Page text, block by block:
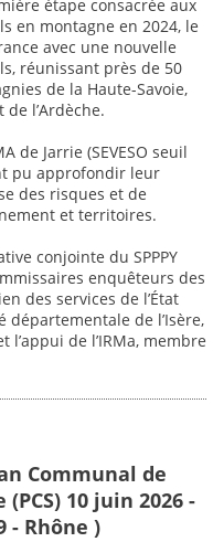
étape consacrée aux
en montagne en 2024, le
avec une nouvelle
réunissant près de 50
de la Haute-Savoie,
de l’Ardèche.
de Jarrie (SEVESO seuil
pu approfondir leur
des risques et de
et territoires.
conjointe du SPPPY
enquêteurs des
des services de l’État
départementale de l’Isère,
l’appui de l’IRMa, membre
Communal de
(PCS) 10 juin 2026 -
- Rhône )